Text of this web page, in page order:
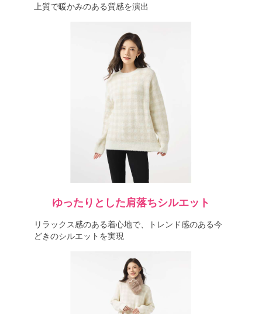
上質で暖かみのある質感を演出
ゆったりとした肩落ちシルエット
リラックス感のある着心地で、トレンド感のある今
どきのシルエットを実現